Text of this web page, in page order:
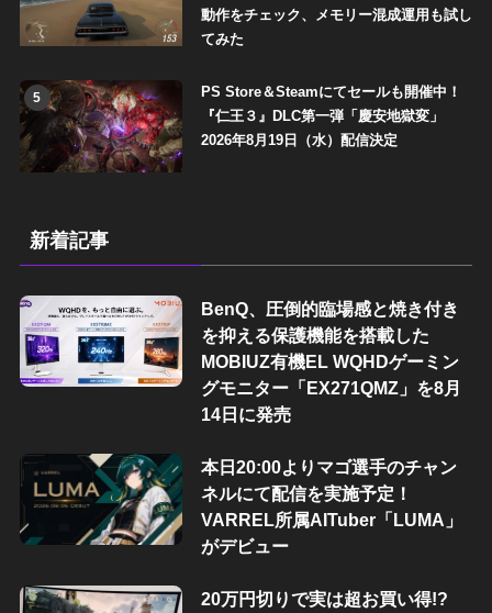
動作をチェック、メモリー混成運用も試し
てみた
5
PS Store＆Steamにてセールも開催中！
『仁王３』DLC第一弾「慶安地獄変」
2026年8月19日（水）配信決定
新着記事
BenQ、圧倒的臨場感と焼き付き
を抑える保護機能を搭載した
MOBIUZ有機EL WQHDゲーミン
グモニター「EX271QMZ」を8月
14日に発売
本日20:00よりマゴ選手のチャン
ネルにて配信を実施予定！
VARREL所属AITuber「LUMA」
がデビュー
20万円切りで実は超お買い得!?